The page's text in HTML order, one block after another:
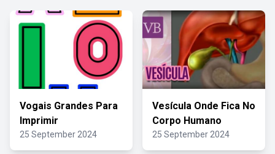
Vogais Grandes Para
Imprimir
25 September 2024
Vesícula Onde Fica No
Corpo Humano
25 September 2024